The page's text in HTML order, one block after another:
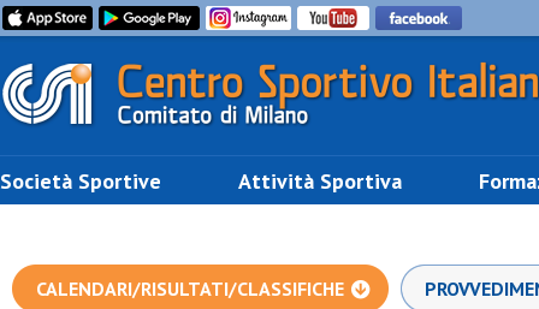
Società Sportive Attività Sportiva
CALENDARI/RISULTATI/CLASSIFICHE